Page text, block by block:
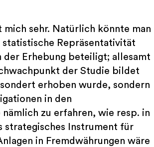
mich sehr. Natürlich könnte man
statistische Repräsentativität
der Erhebung beteiligt; allesamt
der Studie bildet
erhoben wurde, sondern
in den
zu erfahren, wie resp. in
strategisches Instrument für
in Fremdwährungen wäre